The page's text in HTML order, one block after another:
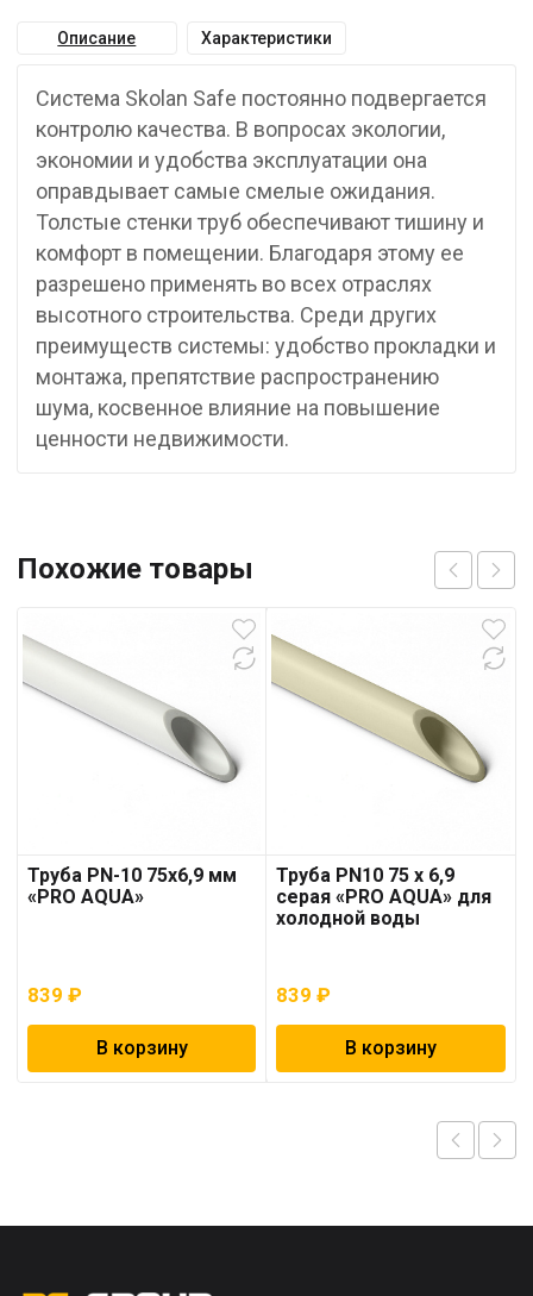
Описание Характеристики
Система Skolan Safe постоянно подвергается
контролю качества. В вопросах экологии,
экономии и удобства эксплуатации она
оправдывает самые смелые ожидания.
Толстые стенки труб обеспечивают тишину и
комфорт в помещении. Благодаря этому ее
разрешено применять во всех отраслях
высотного строительства. Среди других
преимуществ системы: удобство прокладки и
монтажа, препятствие распространению
шума, косвенное влияние на повышение
ценности недвижимости.
Похожие товары
Труба PN-10 75х6,9 мм
«PRO AQUA»
839 ₽
В корзину
Труба PN10 75 x 6,9
серая «PRO AQUA» для
холодной воды
839₽
В корзину